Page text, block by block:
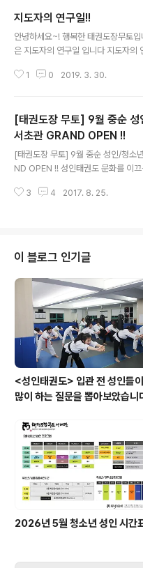
다^^ 3단계 - 팔을 엇갈린 상태에서
니다! (왼쪽, 오른쪽 같은 방법으로
구부린 후 반대팔로 팔굽치를 지그시
지도자의 연구일!!
안녕하세요~! 행복한 태권도장무토
은 지도자의 연구일 입니다 지도자의
항상 청결을 유지하기 위하여 한달에
1 0 2019. 3. 30.
[태권도장 무토] 9월 중순 성
서초관 GRAND OPEN !!
[태권도장 무토] 9월 중순 성인/청소
ND OPEN !! 성인태권도 문화를 이
다^^ 이미 벌써부터 주위에서 화제를
3 4 2017. 8. 25.
이 블로그 인기글
<성인태권도> 입관 전 성인들이
많이 하는 질문을 뽑아보았습니
2026년 5월 청소년 성인 시간